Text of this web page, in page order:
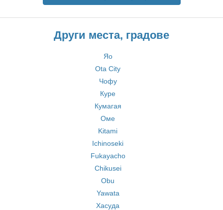
Други места, градове
Яо
Ota City
Чофу
Куре
Кумагая
Оме
Kitami
Ichinoseki
Fukayacho
Chikusei
Obu
Yawata
Хасуда